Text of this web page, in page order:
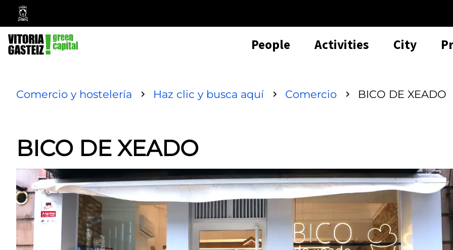
Vitoria-
Gasteiz
City
Council
People Activities City
Comercio y hostelería Haz clic y busca aquí Comercio BICO DE XEADO
BICO DE XEADO